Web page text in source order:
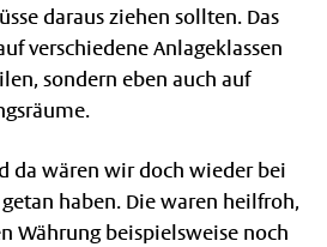
daraus ziehen sollten. Das
verschiedene Anlageklassen
sondern eben auch auf
da wären wir doch wieder bei
haben. Die waren heilfroh,
Währung beispielsweise noch